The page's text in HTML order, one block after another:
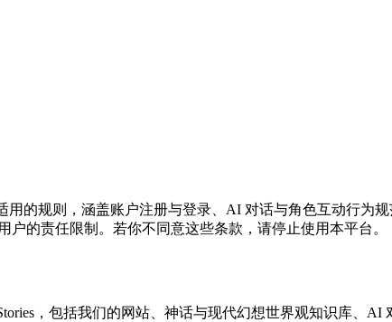
用的规则，涵盖账户注册与登录、AI 对话与角色互动行为
的责任限制。若你不同意这些条款，请停止使用本平台。
，包括我们的网站、神话与现代幻想世界观知识库、